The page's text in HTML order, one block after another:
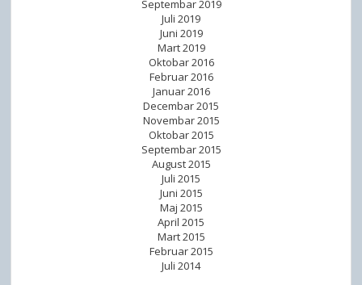
Septembar 2019
Juli 2019
Juni 2019
Mart 2019
Oktobar 2016
Februar 2016
Januar 2016
Decembar 2015
Novembar 2015
Oktobar 2015
Septembar 2015
August 2015
Juli 2015
Juni 2015
Maj 2015
April 2015
Mart 2015
Februar 2015
Juli 2014